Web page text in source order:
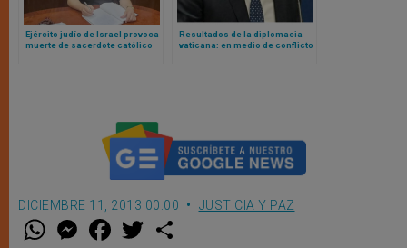
Ejército judío de Israel provoca
muerte de sacerdote católico
Resultados de la diplomacia
vaticana: en medio de conflicto
DICIEMBRE 11, 2013 00:00 JUSTICIA Y PAZ
W M
e
F
a w